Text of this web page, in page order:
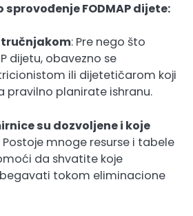
FODMAP dijete:
: Pre nego što
dijetu, obavezno se
ili dijetetičarom koji
pravilno planirate ishranu.
su dozvoljene i koje
Postoje mnoge resurse i tabele
da shvatite koje
tokom eliminacione